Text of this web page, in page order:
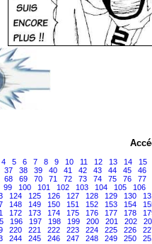
4 5 6 7 8 9 10 11 12 13 14
15
37 38 39 40 41 42 43 44 45
46
68 69 70 71 72 73 74 75 76
77
99 100 101 102 103 104 105
106
124 125 126 127 128 129 130
148 149 150 151 152 153 154
172 173 174 175 176 177 178
196 197 198 199 200 201 202
220 221 222 223 224 225 226
244 245 246 247 248 249 250